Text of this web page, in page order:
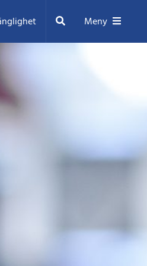
Sök Meny